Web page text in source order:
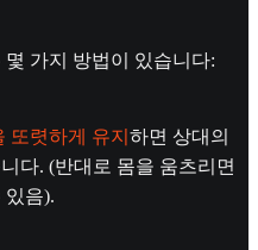
가지 방법이 있습니다:
또렷하게 유지 하면 상대의
다. (반대로 몸을 움츠리면
있음).